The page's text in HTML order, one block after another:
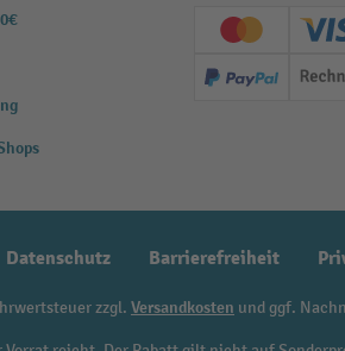
Creditcard
PayPal
Datenschutz Barrierefreiheit
zzgl. Versandkosten und ggf.